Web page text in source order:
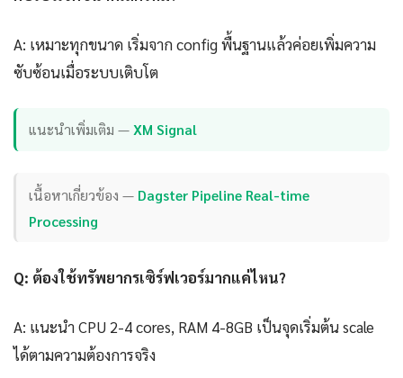
A: เหมาะทุกขนาด เริ่มจาก config พื้นฐานแล้วค่อยเพิ่มความ
ซับซ้อนเมื่อระบบเติบโต
แนะนำเพิ่มเติม —XM Signal
เนื้อหาเกี่ยวข้อง — Dagster Pipeline Real-time
Processing
Q: ต้องใช้ทรัพยากรเซิร์ฟเวอร์มากแค่ไหน?
A: แนะนำ CPU 2-4 cores, RAM 4-8GB เป็นจุดเริ่มต้น scale
ได้ตามความต้องการจริง